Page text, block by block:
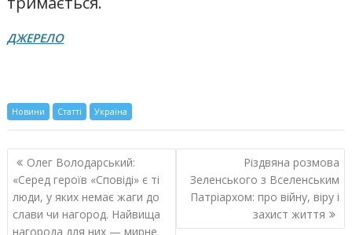
ДЖЕРЕЛО
Новини Статті Україна
Навигация
по
записям
Олег Володарський:
«Серед героїв «Сповіді» є ті
люди, у яких немає жаги до
слави чи нагород. Найвища
нагорода для них — мирне
Різдвяна розмова
Зеленського з Вселенським
Патріархом: про війну, віру і
захист життя